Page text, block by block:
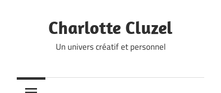
Charlotte Cluzel
Un univers créatif et personnel